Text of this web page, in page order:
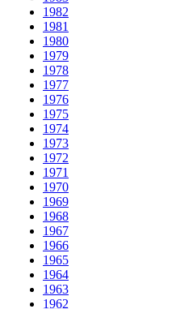
1982
1981
1980
1979
1978
1977
1976
1975
1974
1973
1972
1971
1970
1969
1968
1967
1966
1965
1964
1963
1962